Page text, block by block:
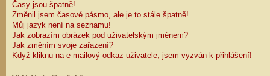
Časy jsou špatně!
Změnil jsem časové pásmo, ale je to stále špatně!
Můj jazyk není na seznamu!
Jak zobrazím obrázek pod uživatelským jménem?
Jak změním svoje zařazení?
Když kliknu na e-mailový odkaz uživatele, jsem vyzván k přihlášení!